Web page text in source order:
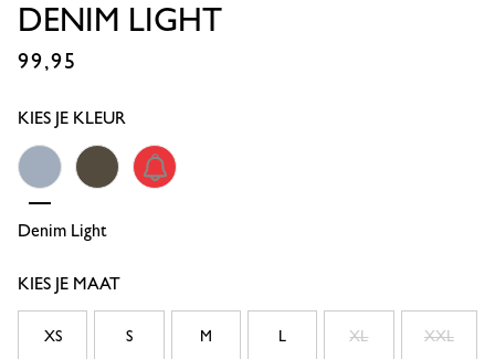
DENIM LIGHT
99,95
KIES JE KLEUR
Denim Light
New Army
KIES JE MAAT
XS S M L XL XXL